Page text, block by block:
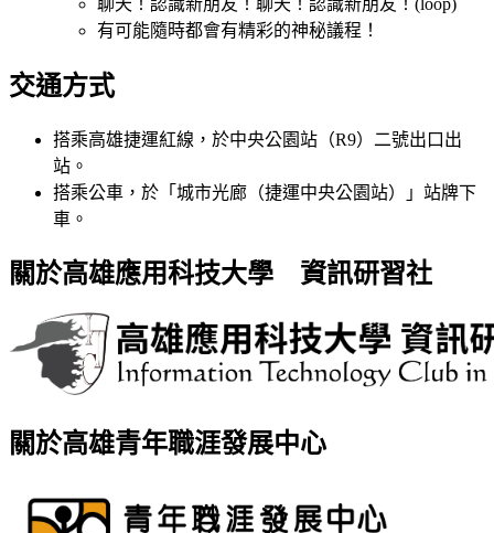
有可能隨時都會有精彩的神秘議程！
交通方式
搭乘高雄捷運紅線，於中央公園站（R9）二號出口出
站。
搭乘公車，於「城市光廊（捷運中央公園站）」站牌下
車。
關於高雄應用科技大學 資訊研習社
關於高雄青年職涯發展中心